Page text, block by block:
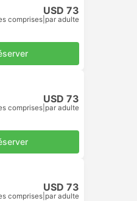
USD 73
comprises par adulte
USD 73
comprises par adulte
USD 73
comprises par adulte